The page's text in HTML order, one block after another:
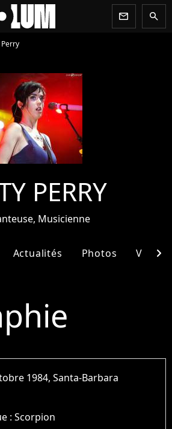
newsletter search
Perry
PERRY
Musicienne
Actualités Photos Vidéos
chevron_right
1984, Santa-Barbara
:Scorpion